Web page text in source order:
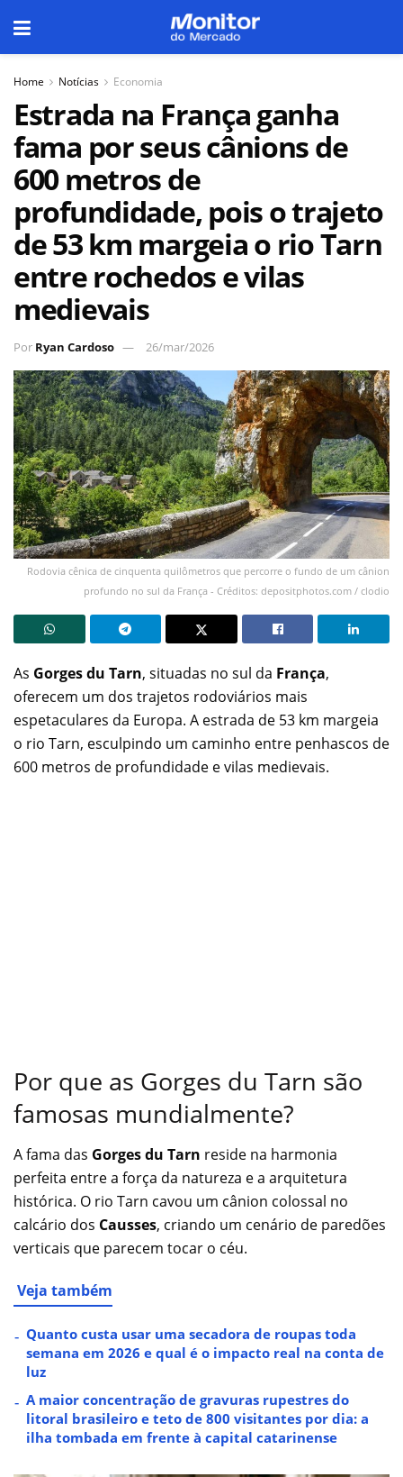
Home Notícias Economia
Estrada na França ganha
fama por seus cânions de
600 metros de
profundidade, pois o trajeto
de 53 km margeia o rio Tarn
entre rochedos e vilas
medievais
Por Ryan Cardoso 26/mar/2026
Rodovia cênica de cinquenta quilômetros que percorre o fundo de um cânion
profundo no sul da França - Créditos: depositphotos.com / clodio
As Gorges du Tarn, situadas no sul da França,
oferecem um dos trajetos rodoviários mais
espetaculares da Europa. A estrada de 53 km margeia
o rio Tarn, esculpindo um caminho entre penhascos de
600 metros de profundidade e vilas medievais.
Por que as Gorges du Tarn são
famosas mundialmente?
A fama das Gorges du Tarn reside na harmonia
perfeita entre a força da natureza e a arquitetura
histórica. O rio Tarn cavou um cânion colossal no
calcário dos Causses, criando um cenário de paredões
verticais que parecem tocar o céu.
Veja também
Quanto custa usar uma secadora de roupas toda
semana em 2026 e qual é o impacto real na conta de
luz
A maior concentração de gravuras rupestres do
litoral brasileiro e teto de 800 visitantes por dia: a
ilha tombada em frente à capital catarinense